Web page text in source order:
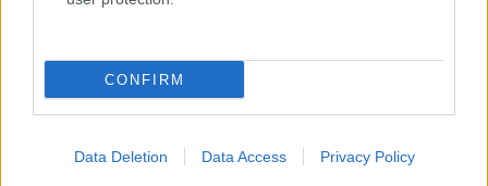
CONFIRM
Data Deletion Data Access Privacy Policy